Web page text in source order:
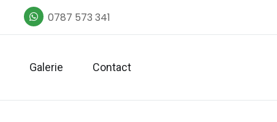
0787 573 341
Galerie Contact